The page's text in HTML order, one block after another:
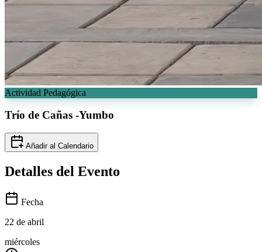
Actividad Pedagógica
Trío de Cañas -Yumbo
Añadir al Calendario
Detalles del Evento
Fecha
22 de abril
miércoles